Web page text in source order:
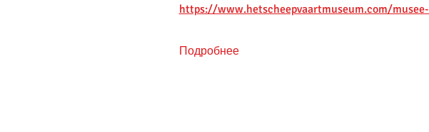
https://www.hetscheepvaartmuseum.com/
Подробнее